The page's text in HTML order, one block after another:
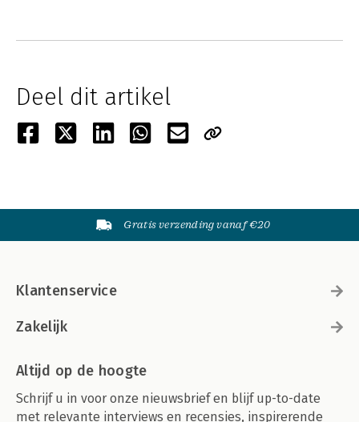
Deel dit artikel
Gratis verzending vanaf €20
Klantenservice
Zakelijk
Altijd op de hoogte
Schrijf u in voor onze nieuwsbrief en blijf up-to-date
met relevante interviews en recensies, inspirerende